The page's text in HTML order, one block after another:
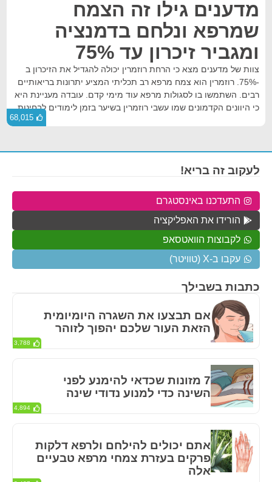
מדענים גילו זה הצמח
שמרפא ונלחם בדמנציה
ומגביר זיכרון עד 75%
צוות של מדענים מצא כי הרחת רוזמרין יכולה להגדיל את הזיכרון ב
-75%. רוזמרין הוא צמח מרפא רב תכליתי המציע יתרונות בריאותיים
רבים. השתמשו בו לסגולות מרפא עוד מימי קדם. עובדה מעניינת היא
כי היוונים הקדמונים שמו עשבי רוזמרין בשיער בזמן לימודים לבחינות.
68,015
כתבות בשבילך
אם תבצעו את השגרה היומיומית
הזאת העור שלכם יהפוך לזוהר
3,788
7 מזונות שכדאי להימנע לפני
השינה כדי למנוע נדודי שינה
4,894
אתם יכולים להילחם ולרפא דלקות
פרקים בעזרת צמחי מרפא טבעיים
אלה
לעקוב זה בריא!
התעדכנו באינסטגרם
הורידו את האפליקציה
לקבוצות הוואטסאפ
עקבו ב-X (טוויטר)